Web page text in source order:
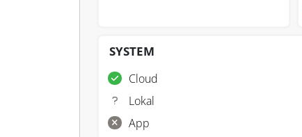
SYSTEM
Cloud
Lokal
App